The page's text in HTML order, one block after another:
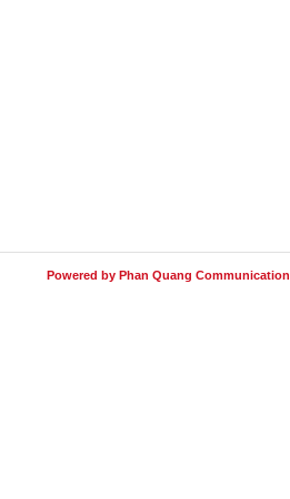
Powered by Phan Quang Communication